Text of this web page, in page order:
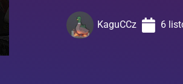
KaguCCz 6